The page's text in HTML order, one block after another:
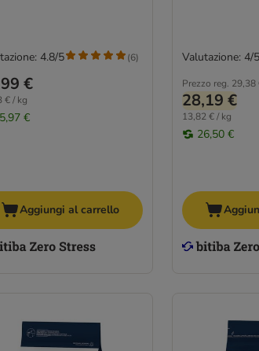
€
€ / kg
€
4.8/5 (6)
Aggiungi al carrello
Prezzo reg. 29,38
28,19 €
13,82 € / kg
26,50 €
Valutazione: 4/5